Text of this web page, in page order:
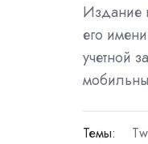
Издание
его
учетной
Темы: